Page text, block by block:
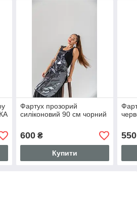
Фартух прозорий
силіконовий 90 см чорний
600₴
Купити
550